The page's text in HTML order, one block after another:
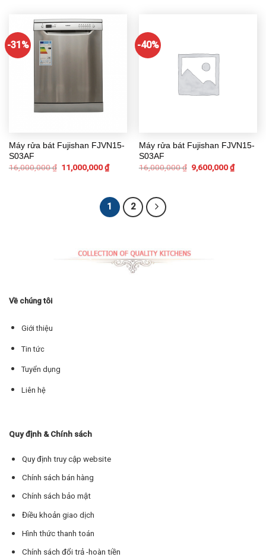
-31%
Máy rửa bát Fujishan FJVN15-
S03AF
16,000,000₫ 11,000,000₫
-40%
Máy rửa bát Fujishan FJVN15-
S03AF
16,000,000₫ 9,600,000₫
1 2
Về chúng tôi
Giới thiệu
Tin tức
Tuyển dụng
Liên hệ
Quy định & Chính sách
Quy định truy cập website
Chính sách bán hàng
Chính sách bảo mật
Điều khoản giao dịch
Hình thức thanh toán
Chính sách đổi trả -hoàn tiền